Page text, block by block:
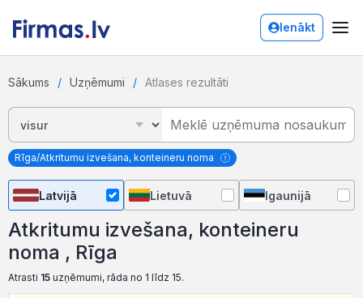
Ienākt
Sākums Uzņēmumi Atlases rezultāti
Rīga/Atkritumu izvešana, konteineru noma
Latvijā Lietuvā Igaunijā
Atkritumu izvešana, konteineru
noma , Rīga
Atrasti 15 uzņēmumi, rāda no 1 līdz 15.